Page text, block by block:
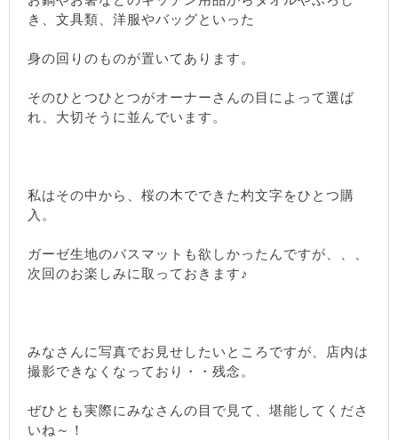
き、文具類、洋服やバッグといった
身の回りのものが置いてあります。
そのひとつひとつがオーナーさんの目によって選ば
れ、大切そうに並んでいます。
私はその中から、桜の木でできた杓文字をひとつ購
入。
ガーゼ生地のバスマットも欲しかったんですが、、、
次回のお楽しみに取っておきます♪
みなさんに写真でお見せしたいところですが、店内は
撮影できなくなっており・・残念。
ぜひとも実際にみなさんの目で見て、堪能してくださ
いね～！